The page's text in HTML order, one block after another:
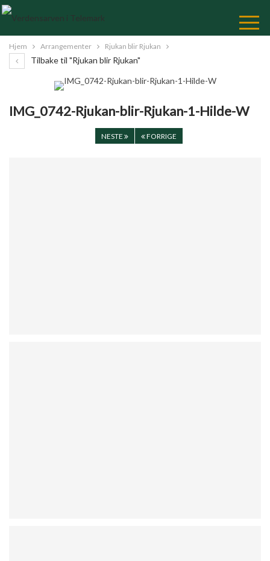
Skip
Content
Hjem Arrangementer Rjukan blir Rjukan
Tilbake til "Rjukan blir Rjukan"
IMG_0742-Rjukan-blir-Rjukan-1-Hilde-W
NESTE FORRIGE